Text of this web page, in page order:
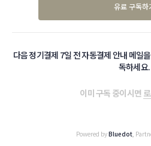
유료 구독하
다음 정기결제 7일 전 자동결제 안내 메일
독하세요.
이미 구독 중이시면
Powered byBluedot ,